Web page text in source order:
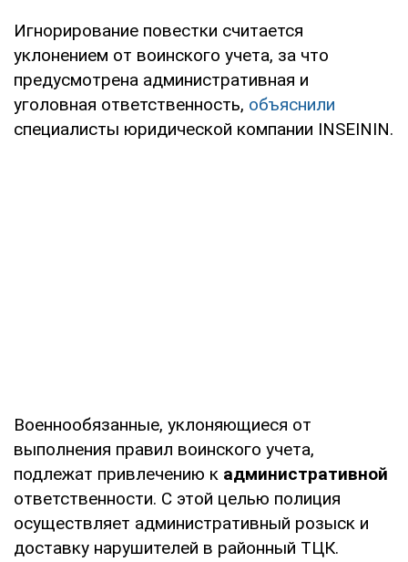
Игнорирование повестки считается
уклонением от воинского учета, за что
предусмотрена административная и
уголовная ответственность, объяснили
специалисты юридической компании INSEININ.
Военнообязанные, уклоняющиеся от
выполнения правил воинского учета,
подлежат привлечению к административной
ответственности. С этой целью полиция
осуществляет административный розыск и
доставку нарушителей в районный ТЦК.